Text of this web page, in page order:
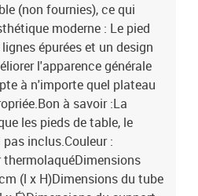
(non fournies), ce qui
moderne : Le pied
épurées et un design
l'apparence générale
à n'importe quel plateau
à savoir :La
les pieds de table, le
inclus.Couleur :
(l x H)Dimensions du tube